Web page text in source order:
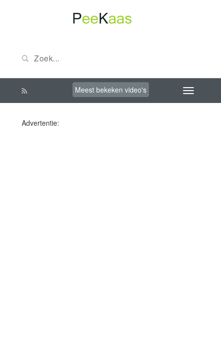
Meest bekeken video's
Advertentie: